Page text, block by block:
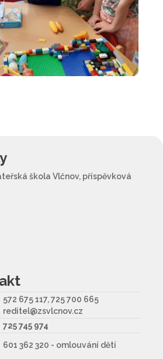
škola Vlčnov, příspěvková
572 675 117, 725 700 665
reditel@zsvlcnov.cz
725 745 974
601 362 320 - omlouvání dětí